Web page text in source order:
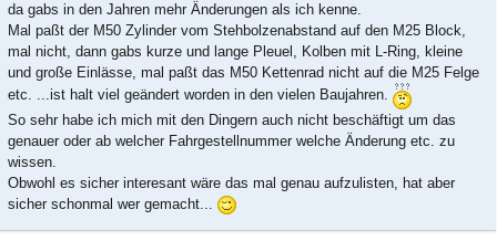
da gabs in den Jahren mehr Änderungen als ich kenne.
Mal paßt der M50 Zylinder vom Stehbolzenabstand auf den M25 Block,
mal nicht, dann gabs kurze und lange Pleuel, Kolben mit L-Ring, kleine
und große Einlässe, mal paßt das M50 Kettenrad nicht auf die M25 Felge
etc. ...ist halt viel geändert worden in den vielen Baujahren.
So sehr habe ich mich mit den Dingern auch nicht beschäftigt um das
genauer oder ab welcher Fahrgestellnummer welche Änderung etc. zu
wissen.
Obwohl es sicher interesant wäre das mal genau aufzulisten, hat aber
sicher schonmal wer gemacht...